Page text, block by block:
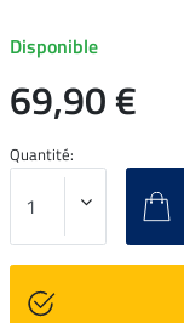
Disponible
69,90 €
Quantité: